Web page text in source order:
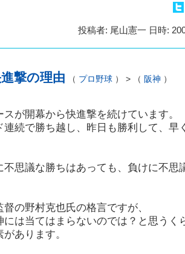
投稿者: 尾山憲一 日時:
撃の理由 （ プロ野球 ） > （ 阪神 ）
スが開幕から快進撃を続けています。
連続で勝ち越し、昨日も勝利して、
不思議な勝ちはあっても、負けに不思
督の野村克也氏の格言ですが、
には当てはまらないのでは？と思うく
あります。